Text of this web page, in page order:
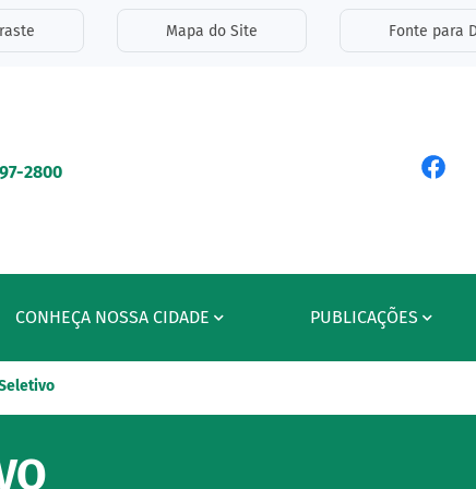
de acessibilidade
Mapa do Site Fonte para
2800
CONHEÇA NOSSA CIDADE PUBLICAÇÕES